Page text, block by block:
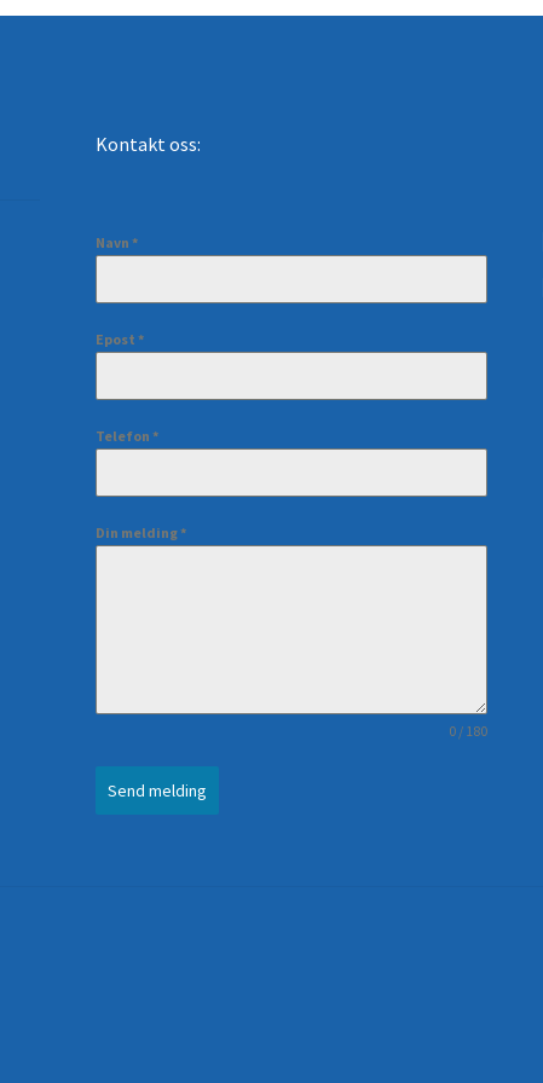
Kontakt oss:
Navn*
Epost*
Telefon*
Din melding*
0 / 180
Send melding